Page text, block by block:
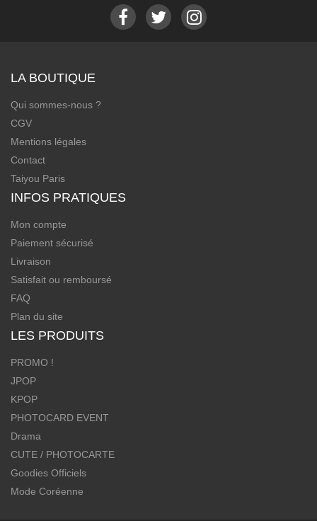
LA BOUTIQUE
Qui sommes-nous ?
CGV
Mentions légales
Contact
Taiyou Paris
INFOS PRATIQUES
Mon compte
Paiement sécurisé
Livraison
Satisfait ou remboursé
FAQ
Plan du site
LES PRODUITS
PROMO !
JPOP
KPOP
PHOTOCARD EVENT
Drama
CUTE / PHOTOCARTE
Goodies Officiels
Mode Coréenne